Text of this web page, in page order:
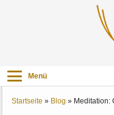
Menü
Startseite » Blog » Meditation: